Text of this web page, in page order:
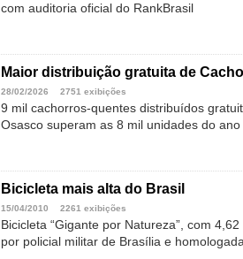
com auditoria oficial do RankBrasil
Maior distribuição gratuita de
28/02/2026 2751 exibições
9 mil cachorros-quentes distribuídos
Osasco superam as 8 mil unidades do
Bicicleta mais alta do Brasil
15/04/2010 2261 exibições
Bicicleta “Gigante por Natureza”, com
por policial militar de Brasília e